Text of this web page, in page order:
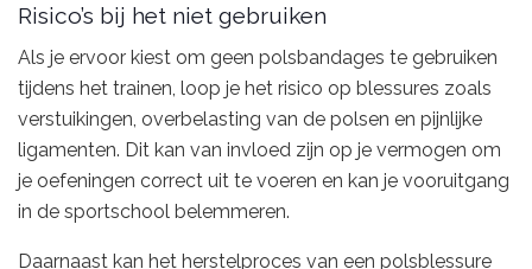
Risico’s bij het niet gebruiken
Als je ervoor kiest om geen polsbandages te gebruiken
tijdens het trainen, loop je het risico op blessures zoals
verstuikingen, overbelasting van de polsen en pijnlijke
ligamenten. Dit kan van invloed zijn op je vermogen om
je oefeningen correct uit te voeren en kan je vooruitgang
in de sportschool belemmeren.
Daarnaast kan het herstelproces van een polsblessure